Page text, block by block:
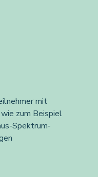
mit
zum Beispiel
Spektrum-